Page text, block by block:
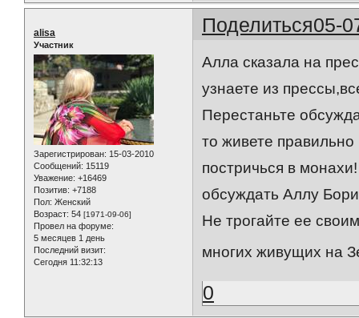
Поделиться05-
alisa
Участник
Зарегистрирован: 15-03-2010
Сообщений: 15119
Уважение: +16469
Позитив: +7188
Пол: Женский
Возраст: 54 [1971-09-06]
Провел на форуме:
5 месяцев 1 день
Последний визит:
Сегодня 11:32:13
Алла сказала на
узнаете из
Перестаньте
то живете правильно
постричься в
обсуждать Аллу
Не трогайте ее
многих живущих на
0